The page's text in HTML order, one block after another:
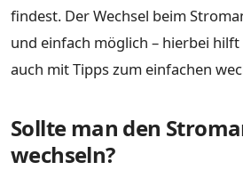
findest. Der Wechsel beim
und einfach möglich – hierbei
auch mit Tipps zum einfachen
Sollte man den
wechseln?